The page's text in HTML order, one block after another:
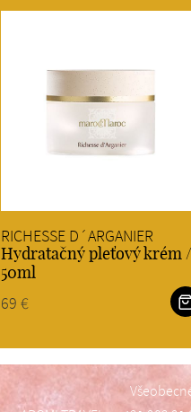
RICHESSE D´ARGANIER
Hydratačný pleťový krém /
50ml
69 €